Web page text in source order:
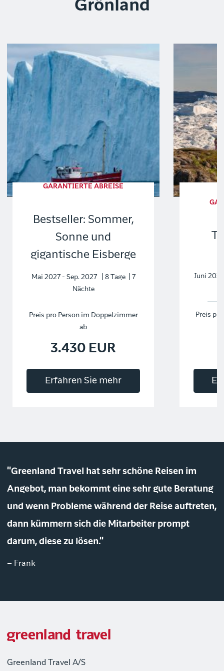
Grönland
GARANTIERTE ABREISE
Bestseller: Sommer,
Sonne und
gigantische Eisberge
Mai 2027 - Sep. 2027 | 8 Tage | 7
Nächte
Preis pro Person im Doppelzimmer
ab
3.430 EUR
Erfahren Sie mehr
Juni
Preis
"Greenland Travel hat sehr schöne Reisen im
Angebot, man bekommt eine sehr gute Beratung
und wenn Probleme während der Reise auftreten,
dann kümmern sich die Mitarbeiter prompt
darum, diese zu lösen."
– Frank
Greenland Travel A/S